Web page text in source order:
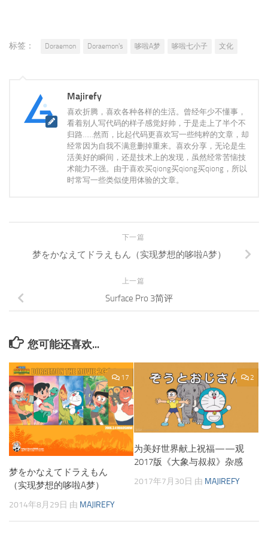
标签： Doraemon Doraemon's 哆啦A梦 哆啦七小子 文化
Majirefy
喜欢折腾，喜欢各种各样的生活。曾经年少不懂事，
看着别人写代码的样子感觉好帅，于是走上了半个不
归路……然而，比起代码更喜欢写一些纯粹的文章，却
经常因为自我不满意删掉重来。喜欢分享，无论是生
活美好的瞬间，还是技术上的发现，虽然经常苦恼技
术能力不强。由于喜欢买qiong买qiong买qiong，所以
时常写一些类似使用体验的文章。
下一篇
梦をかなえてドラえもん（实现梦想的哆啦A梦）
上一篇
Surface Pro 3简评
您可能还喜欢...
17
梦をかなえてドラえもん
（实现梦想的哆啦A梦）
2014年8月29日 由 MAJIREFY
2
为美好世界献上祝福——观
2017版《大象与叔叔》杂感
2017年7月30日 由 MAJIREFY